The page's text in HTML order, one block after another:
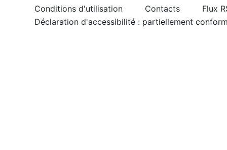
Conditions d'utilisation Contacts
Flux
Déclaration d'accessibilité : partiellement